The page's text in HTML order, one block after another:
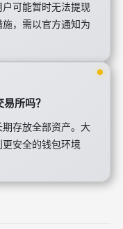
可能暂时无法提现
，需以官方通知为
所吗？
存放全部资产。大
安全的钱包环境